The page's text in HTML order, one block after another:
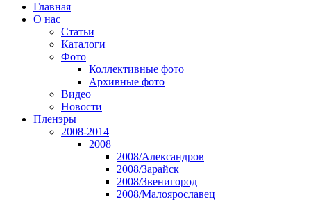
Главная
О нас
Статьи
Каталоги
Фото
Коллективные фото
Архивные фото
Видео
Новости
Пленэры
2008-2014
2008
2008/Александров
2008/Зарайск
2008/Звенигород
2008/Малоярославец